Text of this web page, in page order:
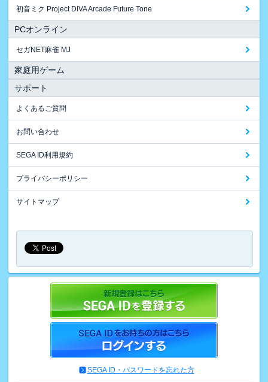
初音ミク Project DIVA Arcade Future Tone
PCオンライン
セガNET麻雀 MJ
家庭用ゲーム
サポート
よくあるご質問
お問い合わせ
SEGA ID利用規約
プライバシーポリシー
サイトマップ
SEGA ID・パスワードを忘れた方